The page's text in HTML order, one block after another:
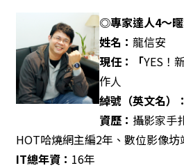
◎專家達人4～
姓名：龍信安
現任：「YES！
作人
綽號（英文名）
資歷： 攝影家手
HOT哈燒網主編2年、數位影像坊
IT總年資： 16年